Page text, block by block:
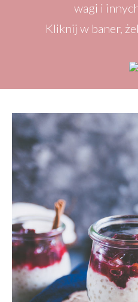
wagi i
Kliknij w baner,